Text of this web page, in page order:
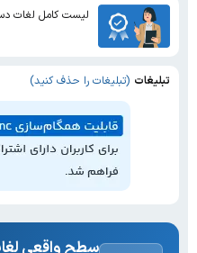
لیست کامل لغات
تبلیغات (تبلیغات را حذف کنید)